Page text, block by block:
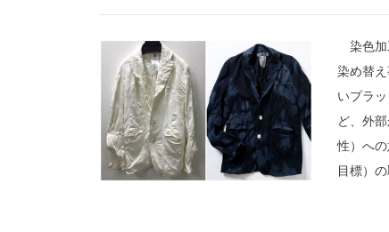
染色加
染め替
いプラ
ど、外
性）へ
目標）